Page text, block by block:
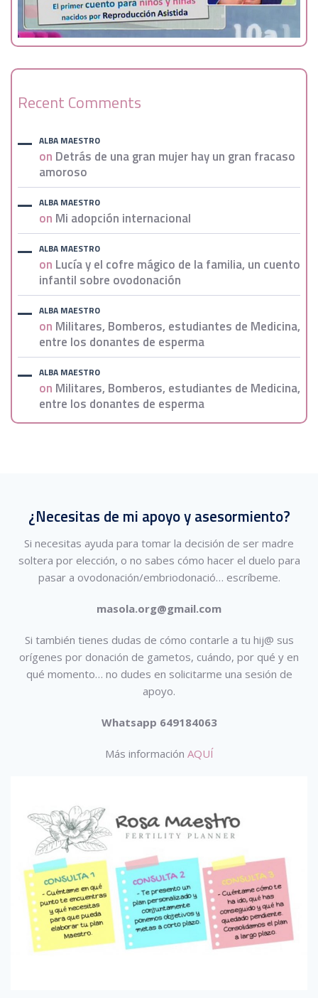
Recent Comments
ALBA MAESTRO
on Detrás de una gran mujer hay un gran fracaso
amoroso
ALBA MAESTRO
on Mi adopción internacional
ALBA MAESTRO
on Lucía y el cofre mágico de la familia, un cuento
infantil sobre ovodonación
ALBA MAESTRO
on Militares, Bomberos, estudiantes de Medicina,
entre los donantes de esperma
ALBA MAESTRO
on Militares, Bomberos, estudiantes de Medicina,
entre los donantes de esperma
¿Necesitas de mi apoyo y asesormiento?
Si necesitas ayuda para tomar la decisión de ser madre
soltera por elección, o no sabes cómo hacer el duelo para
pasar a ovodonación/embriodonació… escríbeme.
masola.org@gmail.com
Si también tienes dudas de cómo contarle a tu hij@ sus
orígenes por donación de gametos, cuándo, por qué y en
qué momento… no dudes en solicitarme una sesión de
apoyo.
Whatsapp 649184063
Más información AQUÍ